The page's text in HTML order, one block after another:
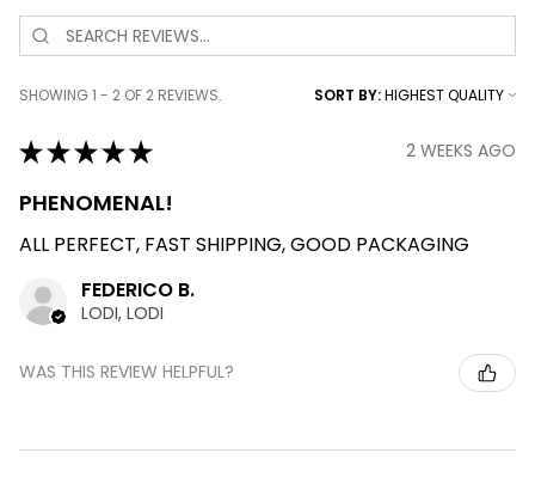
SHOWING 1 - 2 OF 2 REVIEWS. SORT BY:
★★★★★ 2 WEEKS AGO
PHENOMENAL!
ALL PERFECT, FAST SHIPPING, GOOD PACKAGING
FEDERICO B.
LODI, LODI
WAS THIS REVIEW HELPFUL?